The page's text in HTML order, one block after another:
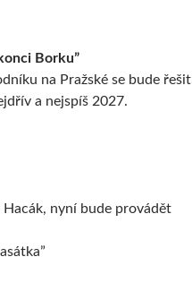
Borku”
na Pražské se bude řešit
a nejspíš 2027.
nyní bude provádět